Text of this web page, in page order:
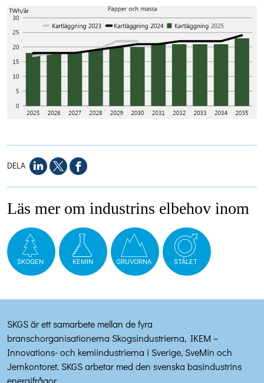
DELA
Läs mer om industrins elbehov inom
SKOGEN KEMIN GRUVORNA STÅLET
SKGS är ett samarbete mellan de fyra
branschorganisationerna Skogsindustrierna, IKEM –
Innovations- och kemiindustrierna i Sverige, SveMin och
Jernkontoret. SKGS arbetar med den svenska basindustrins
energifrågor.